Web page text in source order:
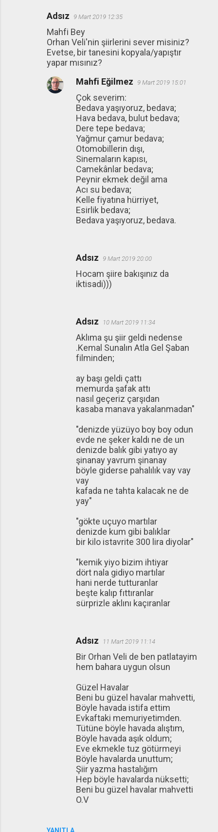
Adsız 9 Mart 2019 12:35
Mahfi Bey
Orhan Veli'nin şiirlerini sever misiniz?
Evetse, bir tanesini kopyala/yapıştır
yapar mısınız?
Mahfi Eğilmez 9 Mart 2019 15:01
Çok severim:
Bedava yaşıyoruz, bedava;
Hava bedava, bulut bedava;
Dere tepe bedava;
Yağmur çamur bedava;
Otomobillerin dışı,
Sinemaların kapısı,
Camekânlar bedava;
Peynir ekmek değil ama
Acı su bedava;
Kelle fiyatına hürriyet,
Esirlik bedava;
Bedava yaşıyoruz, bedava.
Adsız 9 Mart 2019 20:00
Hocam şiire bakışınız da
iktisadi)))
Adsız 10 Mart 2019 11:34
Aklıma şu şiir geldi nedense
.Kemal Sunalın Atla Gel Şaban
filminden;
ay başı geldi çattı
memurda şafak attı
nasıl geçeriz çarşıdan
kasaba manava yakalanmadan"
"denizde yüzüyo boy boy odun
evde ne şeker kaldı ne de un
denizde balık gibi yatıyo ay
şinanay yavrum şinanay
böyle giderse pahalılık vay vay
vay
kafada ne tahta kalacak ne de
yay"
"gökte uçuyo martılar
denizde kum gibi balıklar
bir kilo istavrite 300 lira diyolar"
"kemik yiyo bizim ihtiyar
dört nala gidiyo martılar
hani nerde tutturanlar
beşte kalıp fıttıranlar
sürprizle aklını kaçıranlar
Adsız 11 Mart 2019 11:14
Bir Orhan Veli de ben patlatayim
hem bahara uygun olsun
Güzel Havalar
Beni bu güzel havalar mahvetti,
Böyle havada istifa ettim
Evkaftaki memuriyetimden.
Tütüne böyle havada alıştım,
Böyle havada aşık oldum;
Eve ekmekle tuz götürmeyi
Böyle havalarda unuttum;
Şiir yazma hastalığım
Hep böyle havalarda nüksetti;
Beni bu güzel havalar mahvetti
O.V